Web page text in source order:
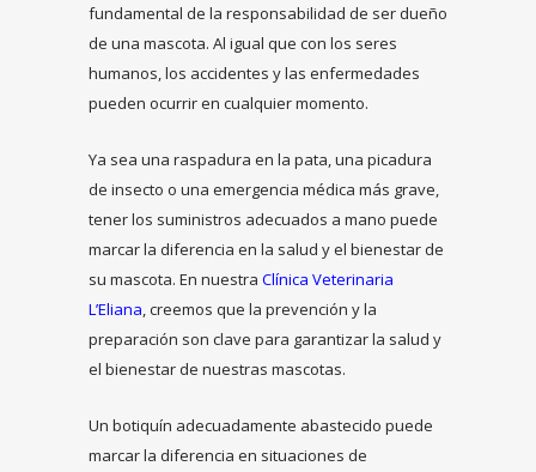
fundamental de la responsabilidad de ser dueño
de una mascota. Al igual que con los seres
humanos, los accidentes y las enfermedades
pueden ocurrir en cualquier momento.
Ya sea una raspadura en la pata, una picadura
de insecto o una emergencia médica más grave,
tener los suministros adecuados a mano puede
marcar la diferencia en la salud y el bienestar de
su mascota. En nuestra Clínica Veterinaria
L’Eliana , creemos que la prevención y la
preparación son clave para garantizar la salud y
el bienestar de nuestras mascotas.
Un botiquín adecuadamente abastecido puede
marcar la diferencia en situaciones de